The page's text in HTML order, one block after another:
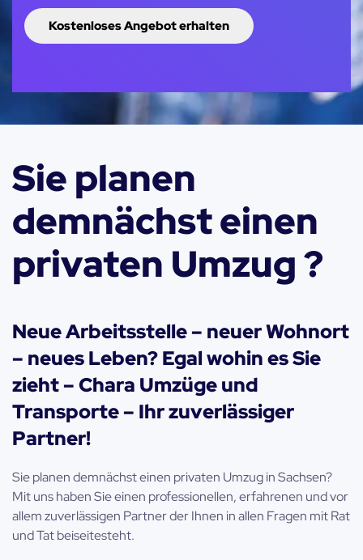
Sie planen
demnächst einen
privaten Umzug ?
Neue Arbeitsstelle – neuer Wohnort
– neues Leben? Egal wohin es Sie
zieht – Chara Umzüge und
Transporte – Ihr zuverlässiger
Partner!
Sie planen demnächst einen privaten Umzug in Sachsen?
Mit uns haben Sie einen professionellen, erfahrenen und vor
allem zuverlässigen Partner der Ihnen in allen Fragen mit Rat
und Tat beiseitesteht.